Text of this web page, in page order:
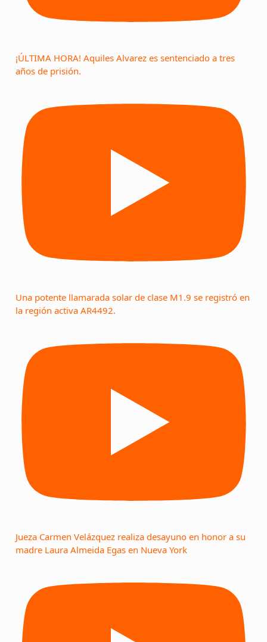
¡ÚLTIMA HORA! Aquiles Alvarez es sentenciado a tres
años de prisión.
Una potente llamarada solar de clase M1.9 se registró en
la región activa AR4492.
Jueza Carmen Velázquez realiza desayuno en honor a su
madre Laura Almeida Egas en Nueva York